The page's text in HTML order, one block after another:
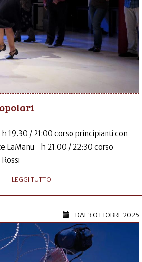
h 19.30 / 21:00 corso principianti con
LaManu - h 21.00 / 22:30 corso
LEGGI TUTTO
DAL3 OTTOBRE 2025